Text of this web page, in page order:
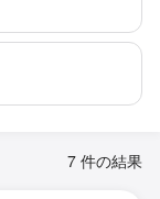
7 件の結果